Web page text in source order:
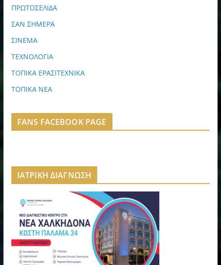
ΠΡΩΤΟΣΕΛΙΔΑ
ΣΑΝ ΣΗΜΕΡΑ
ΣΙΝΕΜΑ
ΤΕΧΝΟΛΟΓΙΑ
ΤΟΠΙΚΑ ΕΡΑΣΙΤΕΧΝΙΚΑ
ΤΟΠΙΚΑ ΝΕΑ
FANS FACEBOOK PAGE
ΙΑΤΡΙΚΗ ΔΙΑΓΝΩΣΗ